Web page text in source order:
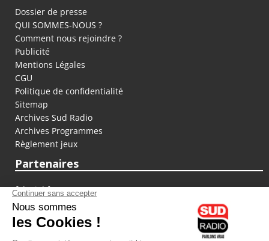
Dossier de presse
QUI SOMMES-NOUS ?
Comment nous rejoindre ?
Publicité
Mentions Légales
CGU
Politique de confidentialité
Sitemap
Archives Sud Radio
Archives Programmes
Règlement jeux
Partenaires
fiducial.fr
lyoncapitale.fr
olympique-et-lyonnais.com